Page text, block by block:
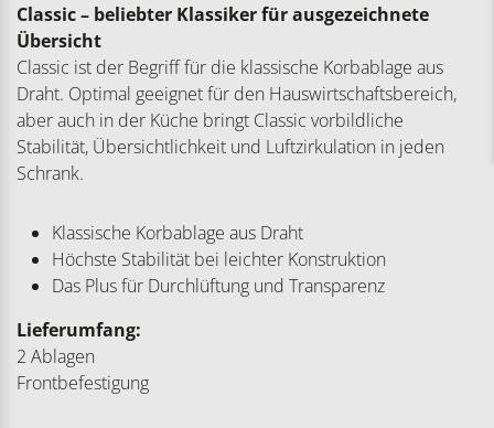
Classic – beliebter Klassiker für ausgezeichnete
Übersicht
Classic ist der Begriff für die klassische Korbablage aus
Draht. Optimal geeignet für den Hauswirtschaftsbereich,
aber auch in der Küche bringt Classic vorbildliche
Stabilität, Übersichtlichkeit und Luftzirkulation in jeden
Schrank.
Klassische Korbablage aus Draht
Höchste Stabilität bei leichter Konstruktion
Das Plus für Durchlüftung und Transparenz
Lieferumfang:
2 Ablagen
Frontbefestigung